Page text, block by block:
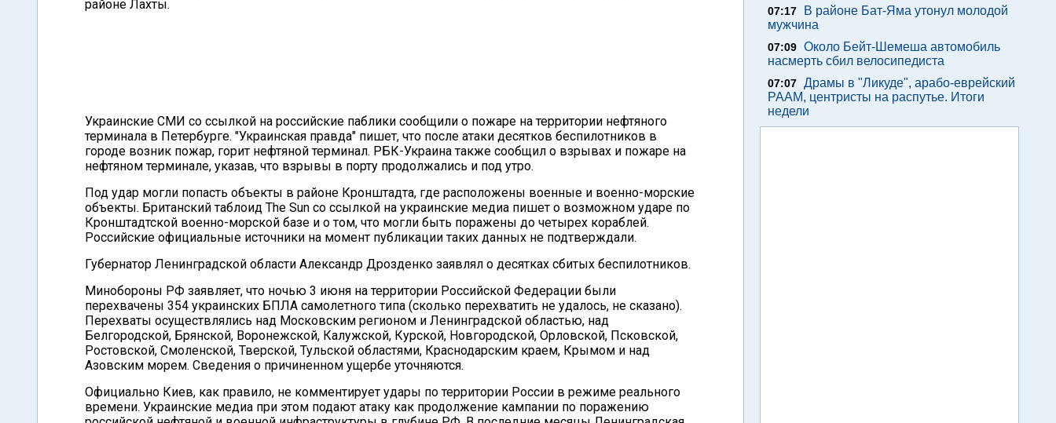
районе Лахты.
Украинские СМИ со ссылкой на российские паблики сообщили о пожаре на территории нефтяного
терминала в Петербурге. "Украинская правда" пишет, что после атаки десятков беспилотников в
городе возник пожар, горит нефтяной терминал. РБК-Украина также сообщил о взрывах и пожаре на
нефтяном терминале, указав, что взрывы в порту продолжались и под утро.
Под удар могли попасть объекты в районе Кронштадта, где расположены военные и военно-морские
объекты. Британский таблоид The Sun со ссылкой на украинские медиа пишет о возможном ударе по
Кронштадтской военно-морской базе и о том, что могли быть поражены до четырех кораблей.
Российские официальные источники на момент публикации таких данных не подтверждали.
Губернатор Ленинградской области Александр Дрозденко заявлял о десятках сбитых беспилотников.
Минобороны РФ заявляет, что ночью 3 июня на территории Российской Федерации были
перехвачены 354 украинских БПЛА самолетного типа (сколько перехватить не удалось, не сказано).
Перехваты осуществлялись над Московским регионом и Ленинградской областью, над
Белгородской, Брянской, Воронежской, Калужской, Курской, Новгородской, Орловской, Псковской,
Ростовской, Смоленской, Тверской, Тульской областями, Краснодарским краем, Крымом и над
Азовским морем. Сведения о причиненном ущербе уточняются.
Официально Киев, как правило, не комментирует удары по территории России в режиме реального
времени. Украинские медиа при этом подают атаку как продолжение кампании по поражению
07:17
В районе Бат-Яма утонул молодой
мужчина
07:09 Около Бейт-Шемеша автомобиль
насмерть сбил велосипедиста
07:07 Драмы в "Ликуде", арабо-еврейский
РААМ, центристы на распутье. Итоги
недели